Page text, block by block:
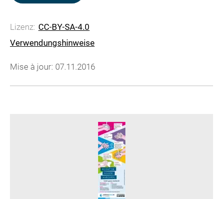
Lizenz: CC-BY-SA-4.0
Verwendungshinweise
Mise à jour: 07.11.2016